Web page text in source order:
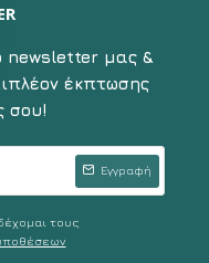
newsletter μας &
έκπτωσης
σου!
Εγγραφή
τους